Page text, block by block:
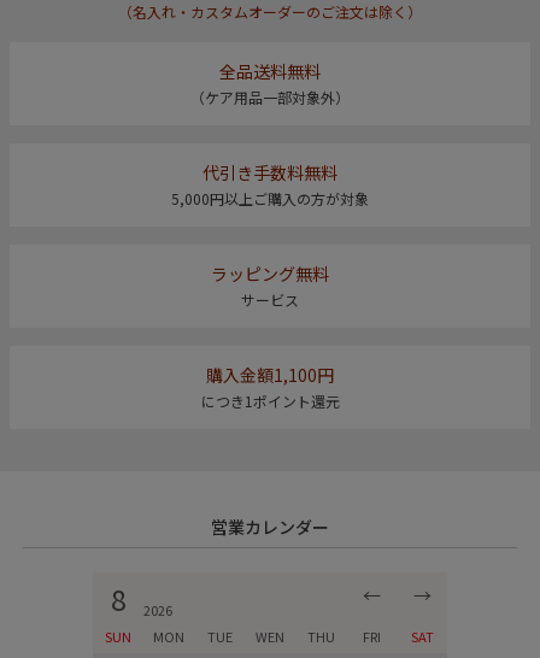
（名入れ・カスタムオーダーのご注文は除く）
全品送料無料
（ケア用品一部対象外）
代引き手数料無料
5,000円以上ご購入の方が対象
ラッピング無料
サービス
購入金額1,100円
につき1ポイント還元
営業カレンダー
8 2026
← →
SUN MON TUE WEN THU FRI
SAT